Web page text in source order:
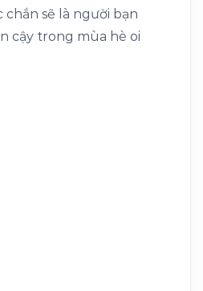
chắn sẽ là người bạn
cậy trong mùa hè oi